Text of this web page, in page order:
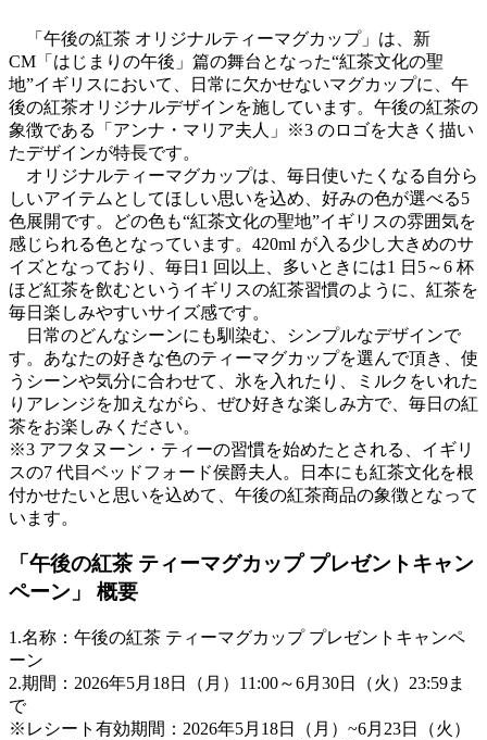
「午後の紅茶 オリジナルティーマグカップ」は、新
CM「はじまりの午後」篇の舞台となった“紅茶文化の聖
地”イギリスにおいて、日常に欠かせないマグカップに、午
後の紅茶オリジナルデザインを施しています。午後の紅茶の
象徴である「アンナ・マリア夫人」※3 のロゴを大きく描い
たデザインが特長です。
オリジナルティーマグカップは、毎日使いたくなる自分ら
しいアイテムとしてほしい思いを込め、好みの色が選べる5
色展開です。どの色も“紅茶文化の聖地”イギリスの雰囲気を
感じられる色となっています。420ml が入る少し大きめのサ
イズとなっており、毎日1 回以上、多いときには1 日5～6 杯
ほど紅茶を飲むというイギリスの紅茶習慣のように、紅茶を
毎日楽しみやすいサイズ感です。
日常のどんなシーンにも馴染む、シンプルなデザインで
す。あなたの好きな色のティーマグカップを選んで頂き、使
うシーンや気分に合わせて、氷を入れたり、ミルクをいれた
りアレンジを加えながら、ぜひ好きな楽しみ方で、毎日の紅
茶をお楽しみください。
※3 アフタヌーン・ティーの習慣を始めたとされる、イギリ
スの7 代目ベッドフォード侯爵夫人。日本にも紅茶文化を根
付かせたいと思いを込めて、午後の紅茶商品の象徴となって
います。
「午後の紅茶 ティーマグカップ プレゼントキャン
ペーン」 概要
1.名称：午後の紅茶 ティーマグカップ プレゼントキャンペ
ーン
2.期間：2026年5月18日（月）11:00～6月30日（火）23:59ま
で
※レシート有効期間：2026年5月18日（月）~6月23日（火）